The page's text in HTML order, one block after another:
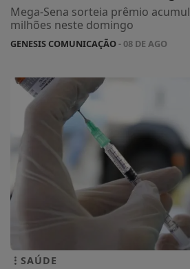
Mega-Sena sorteia prêmio
milhões neste domingo
GENESIS COMUNICAÇÃO- 08 DE AGO
SAÚDE